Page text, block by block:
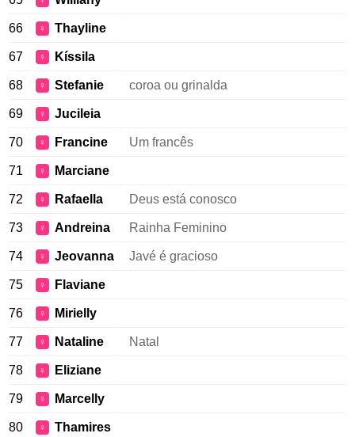
66 ♀ Thayline
67 ♀ Kíssila
68 ♀ Stefanie coroa ou grinalda
69 ♀ Jucileia
70 ♀ Francine Um francês
71 ♀ Marciane
72 ♀ Rafaella Deus está conosco
73 ♀ Andreina Rainha Feminino
74 ♀ Jeovanna Javé é gracioso
75 ♀ Flaviane
76 ♀ Mirielly
77 ♀ Nataline Natal
78 ♀ Eliziane
79 ♀ Marcelly
80 ♀ Thamires